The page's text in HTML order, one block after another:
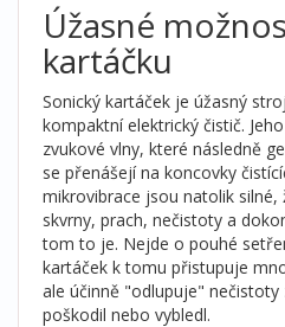
Úžasné
kartáčku
Sonický kartáček je úžasný
kompaktní elektrický čistič.
zvukové vlny, které následně
se přenášejí na koncovky
mikrovibrace jsou natolik
skvrny, prach, nečistoty a
tom to je. Nejde o pouhé
kartáček k tomu přistupuje
ale účinně "odlupuje" nečistoty
poškodil nebo vybledl.